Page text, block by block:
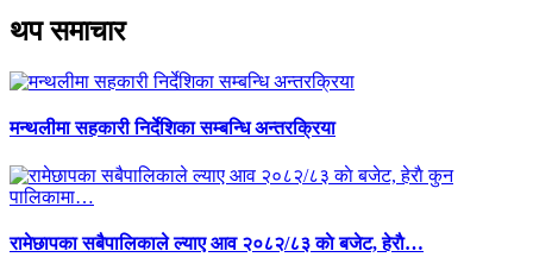
थप समाचार
मन्थलीमा सहकारी निर्देशिका सम्बन्धि अन्तरक्रिया
रामेछापका सबैपालिकाले ल्याए आव २०८२/८३ काे बजेट, हेराै…